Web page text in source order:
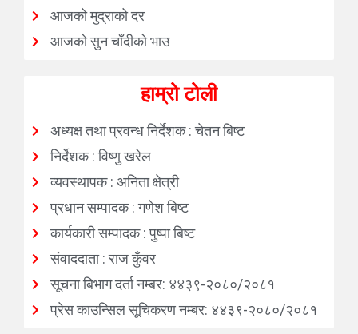
आजको मुद्राको दर
आजको सुन चाँदीको भाउ
हाम्रो टोली
अध्यक्ष तथा प्रवन्ध निर्देशक : चेतन बिष्ट
निर्देशक : विष्णु खरेल
व्यवस्थापक : अनिता क्षेत्री
प्रधान सम्पादक : गणेश बिष्ट
कार्यकारी सम्पादक : पुष्पा बिष्ट
संवाददाता : राज कुँवर
सूचना बिभाग दर्ता नम्बर: ४४३९-२०८०/२०८१
प्रेस काउन्सिल सूचिकरण नम्बर: ४४३९-२०८०/२०८१